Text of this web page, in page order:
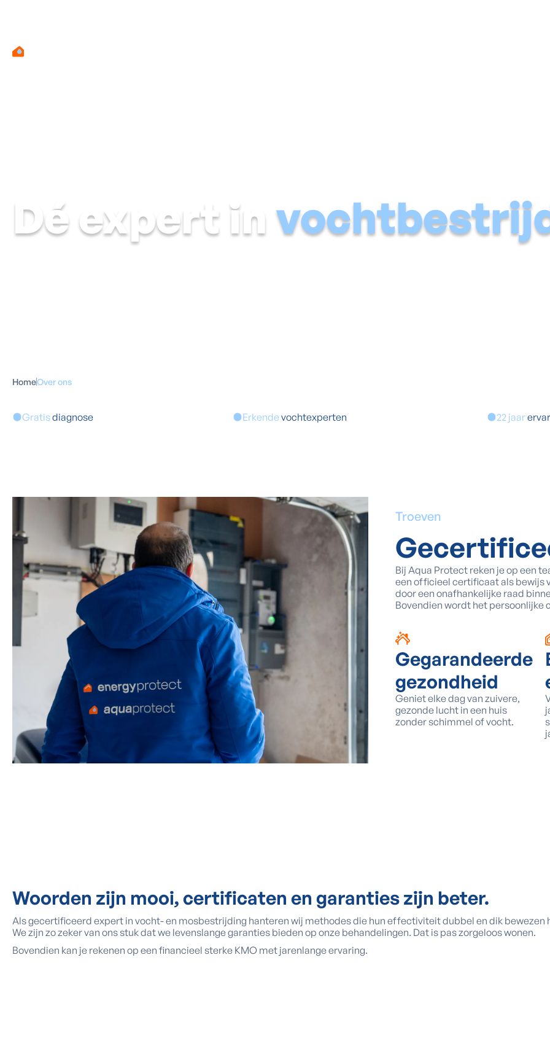
Dé expert in
Met meer dan 20 jaar ervaring en een diepgewortelde passie voor vakmanschap, maken wij woningen definitief vochtvrij.
HomeOver ons
Gratisdiagnose Erkendevochtexperten 22 jaar
Troeven
Bij Aqua Protect reken je op een
een officieel certificaat als bewijs
door een onafhankelijke raad
Bovendien wordt het persoonlijke
Gegarandeerde
gezondheid
Geniet elke dag van zuivere,
gezonde lucht in een huis
zonder schimmel of vocht.
Woorden zijn mooi, certificaten en garanties zijn beter.
Als gecertificeerd expert in vocht- en mosbestrijding hanteren wij methodes die hun effectiviteit dubbel en dik bewezen
We zijn zo zeker van ons stuk dat we levenslange garanties bieden op onze behandelingen. Dat is pas zorgeloos wonen.
Bovendien kan je rekenen op een financieel sterke KMO met jarenlange ervaring.